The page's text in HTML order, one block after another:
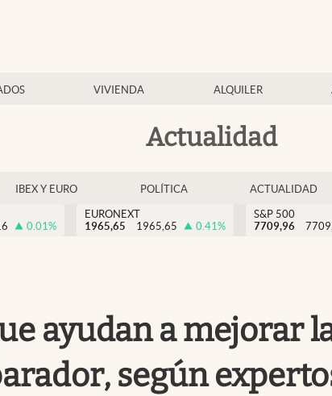
VIVIENDA ALQUILER
Actualidad
IBEX Y EURO POLÍTICA ACTUALIDAD
0.01%
EURONEXT
1965,65
1965,65 0.41%
S&P 500
7709,96
ayudan a mejorar
según